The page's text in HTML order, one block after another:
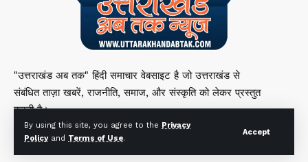
By using this site, you agree to the Privacy
Policyand Terms of Use.
Accept
"उत्तराखंड अब तक" हिंदी समाचार वेबसाइट है जो उत्तराखंड से
संबंधित ताज़ा खबरें, राजनीति, समाज, और संस्कृति को लेकर प्रस्तुत
करती है।